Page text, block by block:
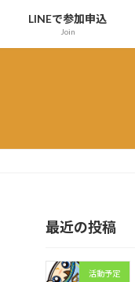
LINEで参加申込
Join
最近の投稿
活動予定